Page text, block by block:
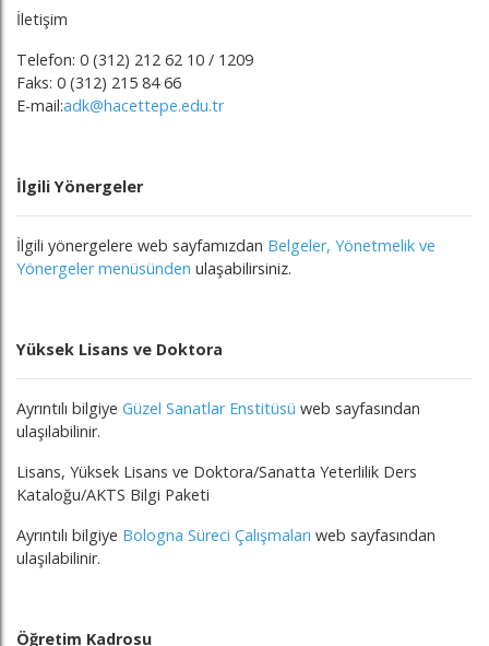
İletişim
Telefon: 0 (312) 212 62 10 / 1209
Faks: 0 (312) 215 84 66
E-mail:adk@hacettepe.edu.tr
İlgili Yönergeler
İlgili yönergelere web sayfamızdan Belgeler, Yönetmelik ve
Yönergeler menüsünden ulaşabilirsiniz.
Yüksek Lisans ve Doktora
Ayrıntılı bilgiye Güzel Sanatlar Enstitüsü web sayfasından
ulaşılabilinir.
Lisans, Yüksek Lisans ve Doktora/Sanatta Yeterlilik Ders
Kataloğu/AKTS Bilgi Paketi
Ayrıntılı bilgiye Bologna Süreci Çalışmaları web sayfasından
ulaşılabilinir.
Öğretim Kadrosu